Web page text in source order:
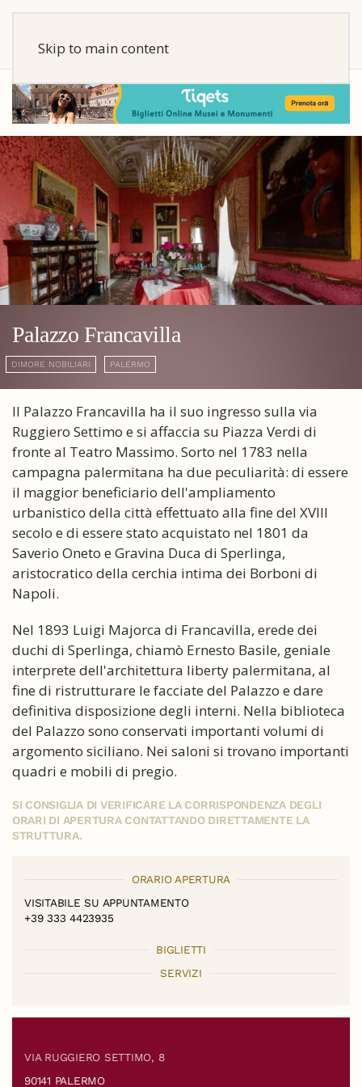
Skip to main content
Palazzo Francavilla
DIMORE NOBILIARI PALERMO
Il Palazzo Francavilla ha il suo ingresso sulla via
Ruggiero Settimo e si affaccia su Piazza Verdi di
fronte al Teatro Massimo. Sorto nel 1783 nella
campagna palermitana ha due peculiarità: di essere
il maggior beneficiario dell'ampliamento
urbanistico della città effettuato alla fine del XVIII
secolo e di essere stato acquistato nel 1801 da
Saverio Oneto e Gravina Duca di Sperlinga,
aristocratico della cerchia intima dei Borboni di
Napoli.
Nel 1893 Luigi Majorca di Francavilla, erede dei
duchi di Sperlinga, chiamò Ernesto Basile, geniale
interprete dell'architettura liberty palermitana, al
fine di ristrutturare le facciate del Palazzo e dare
definitiva disposizione degli interni. Nella biblioteca
del Palazzo sono conservati importanti volumi di
argomento siciliano. Nei saloni si trovano importanti
quadri e mobili di pregio.
SI CONSIGLIA DI VERIFICARE LA CORRISPONDENZA DEGLI
ORARI DI APERTURA CONTATTANDO DIRETTAMENTE LA
STRUTTURA.
ORARIO APERTURA
VISITABILE SU APPUNTAMENTO
+39 333 4423935
BIGLIETTI
SERVIZI
VIA RUGGIERO SETTIMO, 8
90141 PALERMO